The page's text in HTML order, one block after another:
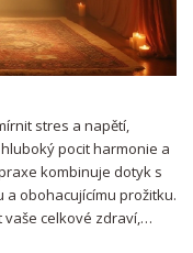
stres a napětí,
pocit harmonie a
kombinuje dotyk s
a obohacujícímu prožitku.
vaše celkové zdraví,